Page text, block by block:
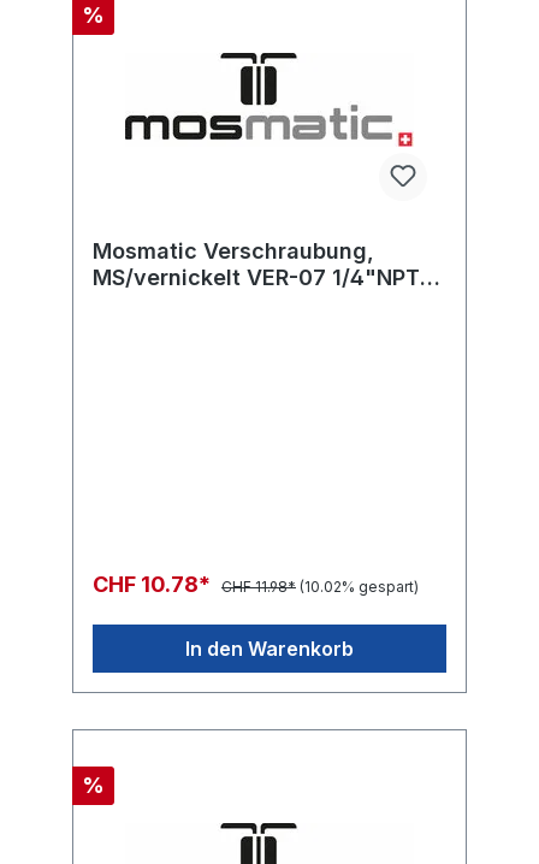
%
Mosmatic Verschraubung,
MS/vernickelt VER-07 1/4"NPT-
CHF 10.78* CHF 11.98* (10.02% gespart)
In den Warenkorb
%